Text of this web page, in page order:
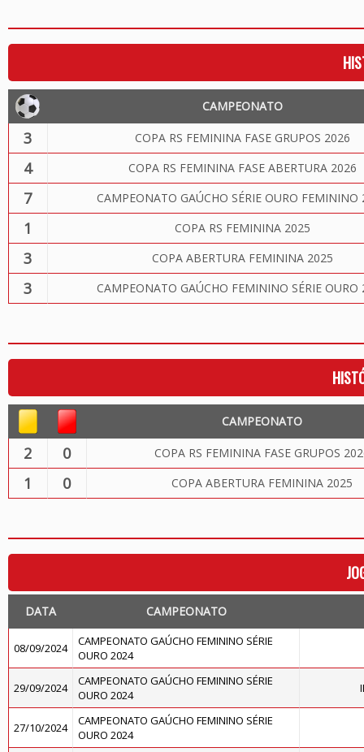
CAMPEONATO
3 COPA RS FEMININA FASE GRUPOS 2026
4 COPA RS FEMININA FASE ABERTURA 2026
7 CAMPEONATO GAÚCHO SÉRIE OURO FEMININO
1 COPA RS FEMININA 2025
3 COPA ABERTURA FEMININA 2025
3 CAMPEONATO GAÚCHO FEMININO SÉRIE OURO
CAMPEONATO
2 0 COPA RS FEMININA FASE GRUPOS
1 0 COPA ABERTURA FEMININA 2025
DATA CAMPEONATO
08/09/2024
CAMPEONATO GAÚCHO FEMININO SÉRIE
OURO 2024
29/09/2024
CAMPEONATO GAÚCHO FEMININO SÉRIE
OURO 2024
27/10/2024
CAMPEONATO GAÚCHO FEMININO SÉRIE
OURO 2024